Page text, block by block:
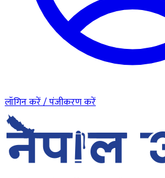
लॉगिन करें / पंजीकरण करें